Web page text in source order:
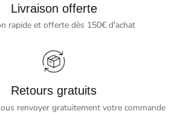
Livraison offerte
rapide et offerte dès 150€ d'achat
Retours gratuits
renvoyer gratuitement votre commande